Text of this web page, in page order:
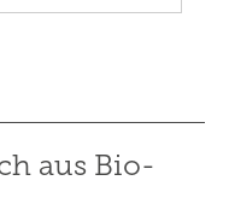
aus Bio-